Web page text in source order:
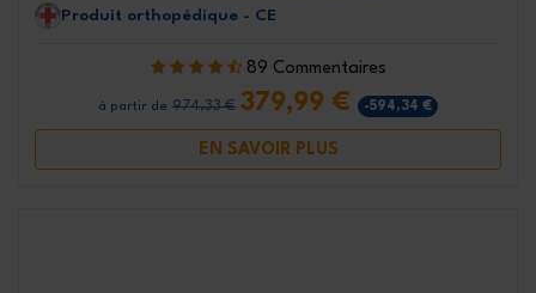
Produit orthopédique - CE
89 Commentaires
à partir de 974,33 € 379,99 € -594,34 €
EN SAVOIR PLUS